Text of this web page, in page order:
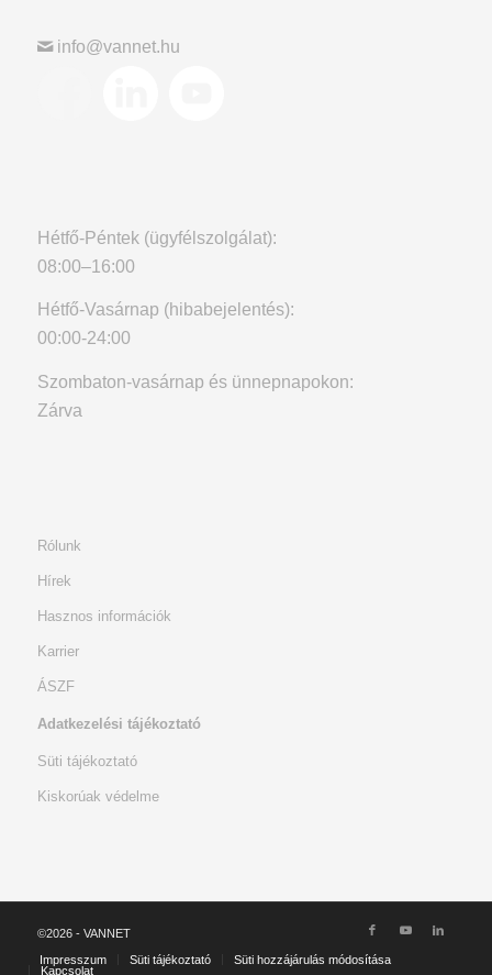
info@vannet.hu
Hétfő-Péntek (ügyfélszolgálat):
08:00–16:00
Hétfő-Vasárnap (hibabejelentés):
00:00-24:00
Szombaton-vasárnap és ünnepnapokon:
Zárva
Rólunk
Hírek
Hasznos információk
Karrier
ÁSZF
Adatkezelési tájékoztató
Süti tájékoztató
Kiskorúak védelme
©2026 - VANNET
Impresszum
Süti tájékoztató
Süti hozzájárulás módosítása
Kapcsolat